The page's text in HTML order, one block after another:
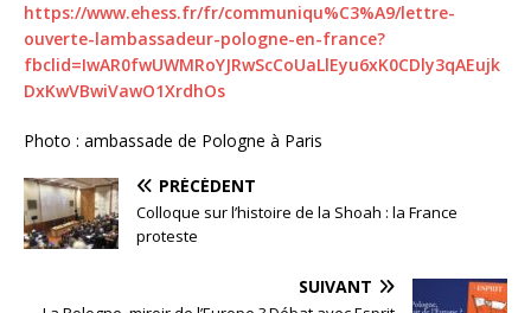
https://www.ehess.fr/fr/communiqu%C3%A9/lettre-
ouverte-lambassadeur-pologne-en-france?
fbclid=IwAR0fwUWMRoYJRwScCoUaLlEyu6xK0CDly3qAEujk
DxKwVBwiVawO1XrdhOs
Photo : ambassade de Pologne à Paris
PRÉCÉDENT
Colloque sur l’histoire de la Shoah : la France
proteste
SUIVANT